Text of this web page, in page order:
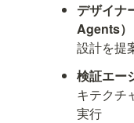
デザイナ
Agents）
設計を提
検証エー
キテクチ
実行